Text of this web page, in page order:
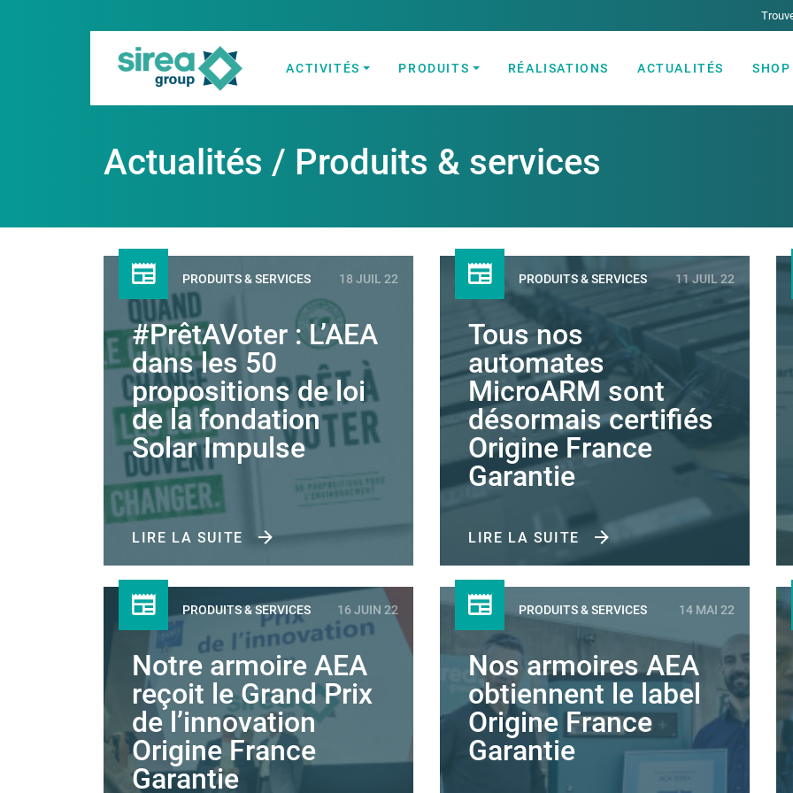
ACTIVITÉS PRODUITS RÉALISATIONS ACTUALITÉS SHOP
Actualités / Produits & services
PRODUITS & SERVICES 18 JUIL 22
#PrêtAVoter : L’AEA
dans les 50
propositions de loi
de la fondation
Solar Impulse
LIRE LA SUITE
PRODUITS & SERVICES 11 JUIL 22
Tous nos
automates
MicroARM sont
désormais certifiés
Origine France
Garantie
LIRE LA SUITE
PRODUITS & SERVICES 16 JUIN 22
Notre armoire AEA
reçoit le Grand Prix
de l’innovation
Origine France
Garantie
PRODUITS & SERVICES 14 MAI 22
Nos armoires AEA
obtiennent le label
Origine France
Garantie